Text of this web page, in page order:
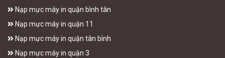
Nạp mực máy in quận bình tân
Nạp mực máy in quận 11
Nạp mực máy in quận tân bình
Nạp mực máy in quận 3